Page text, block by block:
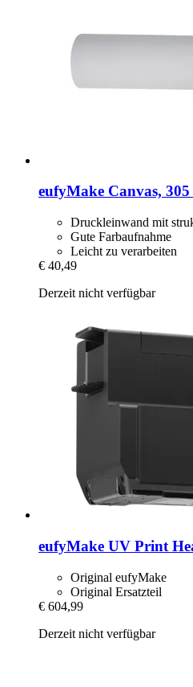
eufyMake Canvas,
Druckleinwand mit
Gute Farbaufnahme
Leicht zu verarbeiten
€ 40,49
Derzeit nicht verfügbar
eufyMake UV Print
Original eufyMake
Original Ersatzteil
€ 604,99
Derzeit nicht verfügbar